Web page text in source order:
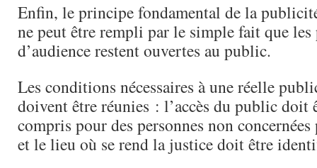
Enfin, le principe fondamental de la
ne peut être rempli par le simple fait que les
d’audience restent ouvertes au public.
Les conditions nécessaires à une réelle
doivent être réunies : l’accès du public doit
compris pour des personnes non concernées
et le lieu où se rend la justice doit être